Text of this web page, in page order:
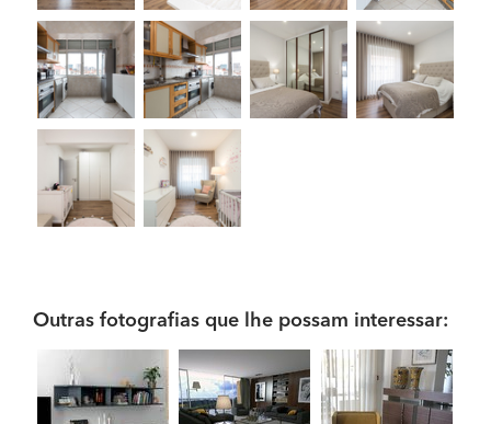
Outras fotografias que lhe possam interessar: